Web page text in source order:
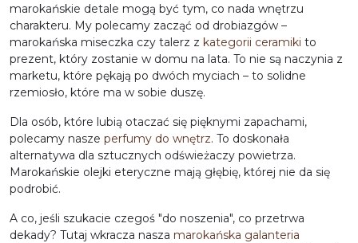
marokańskie detale mogą być tym, co nada wnętrzu
charakteru. My polecamy zacząć od drobiazgów –
marokańska miseczka czy talerz z kategorii ceramiki to
prezent, który zostanie w domu na lata. To nie są naczynia z
marketu, które pękają po dwóch myciach – to solidne
rzemiosło, które ma w sobie duszę.
Dla osób, które lubią otaczać się pięknymi zapachami,
polecamy nasze perfumy do wnętrz. To doskonała
alternatywa dla sztucznych odświeżaczy powietrza.
Marokańskie olejki eteryczne mają głębię, której nie da się
podrobić.
A co, jeśli szukacie czegoś "do noszenia", co przetrwa
dekady? Tutaj wkracza nasza marokańska galanteria